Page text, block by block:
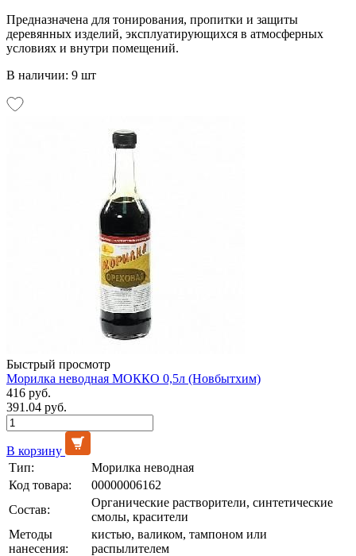
Предназначена для тонирования, пропитки и защиты
деревянных изделий, эксплуатирующихся в атмосферных
условиях и внутри помещений.
В наличии: 9 шт
Быстрый просмотр
Морилка неводная МОККО 0,5л (Новбытхим)
416 руб.
391.04 руб.
В корзину
Тип:
Морилка неводная
Код товара:
00000006162
Состав:
Органические растворители, синтетические
смолы, красители
Методы
нанесения:
кистью, валиком, тампоном или
распылителем